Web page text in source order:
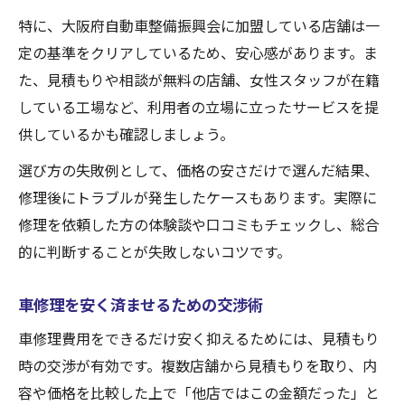
特に、大阪府自動車整備振興会に加盟している店舗は一
定の基準をクリアしているため、安心感があります。ま
た、見積もりや相談が無料の店舗、女性スタッフが在籍
している工場など、利用者の立場に立ったサービスを提
供しているかも確認しましょう。
選び方の失敗例として、価格の安さだけで選んだ結果、
修理後にトラブルが発生したケースもあります。実際に
修理を依頼した方の体験談や口コミもチェックし、総合
的に判断することが失敗しないコツです。
車修理を安く済ませるための交渉術
車修理費用をできるだけ安く抑えるためには、見積もり
時の交渉が有効です。複数店舗から見積もりを取り、内
容や価格を比較した上で「他店ではこの金額だった」と